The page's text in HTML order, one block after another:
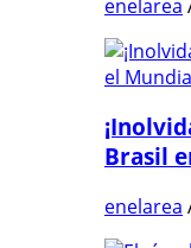
enelarea
Brasil
enelarea